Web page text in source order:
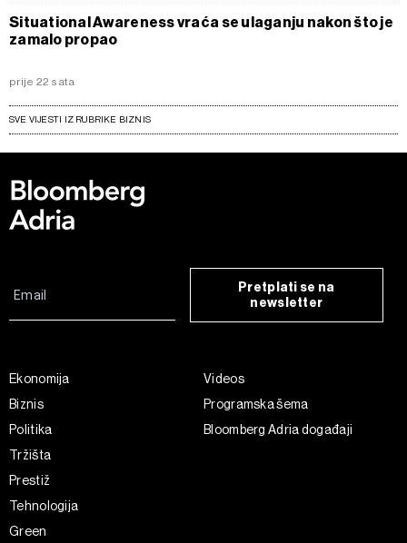
Situational Awareness vraća se ulaganju nakon što je
zamalo propao
prije 22 sata
SVE VIJESTI IZ RUBRIKE BIZNIS
Pretplati se na
newsletter
Ekonomija
Biznis
Politika
Tržišta
Prestiž
Tehnologija
Green
Videos
Programska šema
Bloomberg Adria događaji